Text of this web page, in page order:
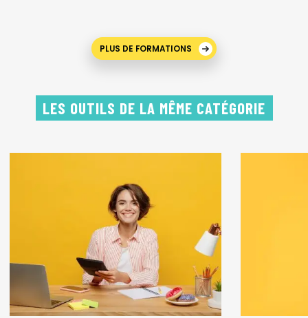
PLUS DE FORMATIONS
LES OUTILS DE LA MÊME CATÉGORIE